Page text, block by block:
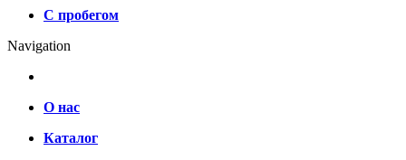
С пробегом
Navigation
О нас
Каталог